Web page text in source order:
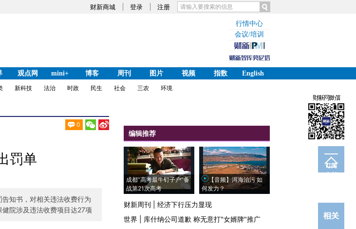
财新商城 登录 注册
行情中心
会议/培训
观点网 mini+ 博客 周刊 图片 视频 指数
English
新科技 法治 时政 民生 社会 三农 环境
0
订阅
电邮
罚单
知书，对相关违法收费行为
院涉及违法收费项目达27项
编辑推荐
成都“高考最牛钉子户”备
战第21次高考
【音频】洱海治污 如
何发力？
财新周刊
经济下行压力显现
世界
库什纳公司道歉 称无意打"女婿牌"推广